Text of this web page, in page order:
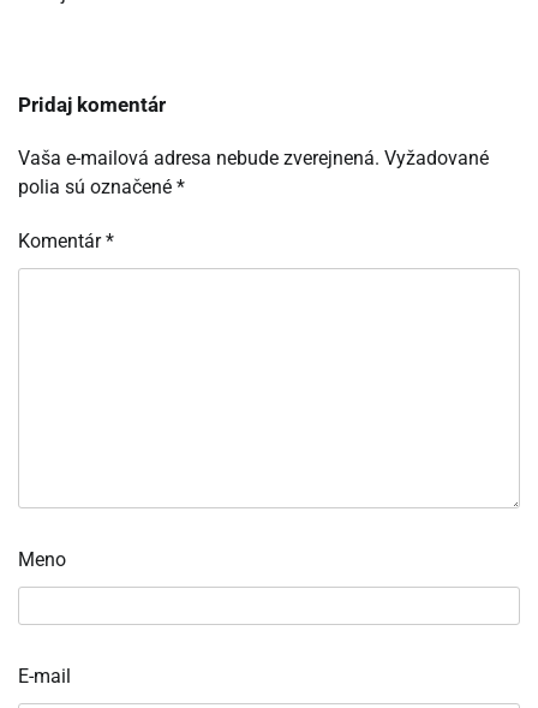
Pridaj komentár
Vaša e-mailová adresa nebude zverejnená. Vyžadované
polia sú označené *
Komentár*
Meno
E-mail